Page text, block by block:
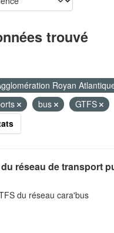
trouvé
Royan
bus
GTFS
réseau de transport
du réseau cara'bus